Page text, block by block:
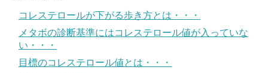
コレステロールが下がる歩き方とは・・・
メタボの診断基準にはコレステロール値が入っていな
い・・・
目標のコレステロール値とは・・・